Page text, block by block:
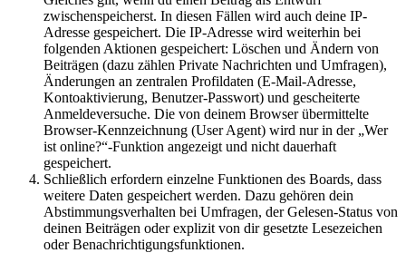
zwischenspeicherst. In diesen Fällen wird auch deine IP-
Adresse gespeichert. Die IP-Adresse wird weiterhin bei
folgenden Aktionen gespeichert: Löschen und Ändern von
Beiträgen (dazu zählen Private Nachrichten und Umfragen),
Änderungen an zentralen Profildaten (E-Mail-Adresse,
Kontoaktivierung, Benutzer-Passwort) und gescheiterte
Anmeldeversuche. Die von deinem Browser übermittelte
Browser-Kennzeichnung (User Agent) wird nur in der „Wer
ist online?“-Funktion angezeigt und nicht dauerhaft
gespeichert.
Schließlich erfordern einzelne Funktionen des Boards, dass
weitere Daten gespeichert werden. Dazu gehören dein
Abstimmungsverhalten bei Umfragen, der Gelesen-Status von
deinen Beiträgen oder explizit von dir gesetzte Lesezeichen
oder Benachrichtigungsfunktionen.